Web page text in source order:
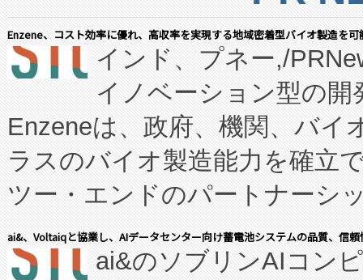
Enzene、コスト効率に優れ、高収率を実現する地域密着型バイオ製造を
インド、プネー,/
イノベーション型の
Enzeneは、政府、機関、バイ
ラスのバイオ製造能力を確立
ツー・エンドのパートナーシ
表しました。 同社の実績ある
manufacturing™ (FCCM™) プ
ai&、Voltaiqと協業し、AIデータセンター向け蓄電池システムの品質、信
ai&のソブリンAIコン